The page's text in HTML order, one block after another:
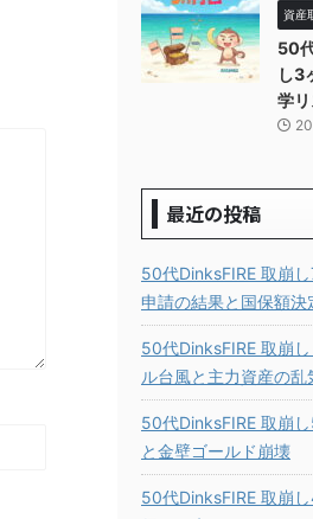
資産
50
し3
学
最近の投稿
50代DinksFIRE 取崩
申請の結果と国保額決
50代DinksFIRE 取崩
ル台風と主力資産の乱
50代DinksFIRE 取崩
と金壁ゴールド崩壊
50代DinksFIRE 取崩